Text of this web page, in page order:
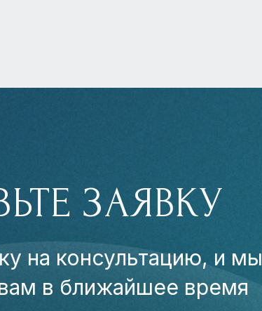
ЗАЯВКУ
на консультацию, и мы
в ближайшее время